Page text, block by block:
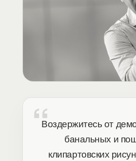
Воздержитесь от
банальных и
клипартовских